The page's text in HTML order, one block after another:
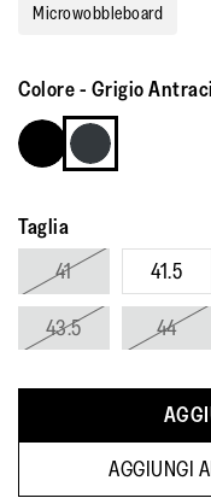
Microwobbleboard
Colore- Grigio
Taglia
41
41.5
43.5 44
AGGIUNGI